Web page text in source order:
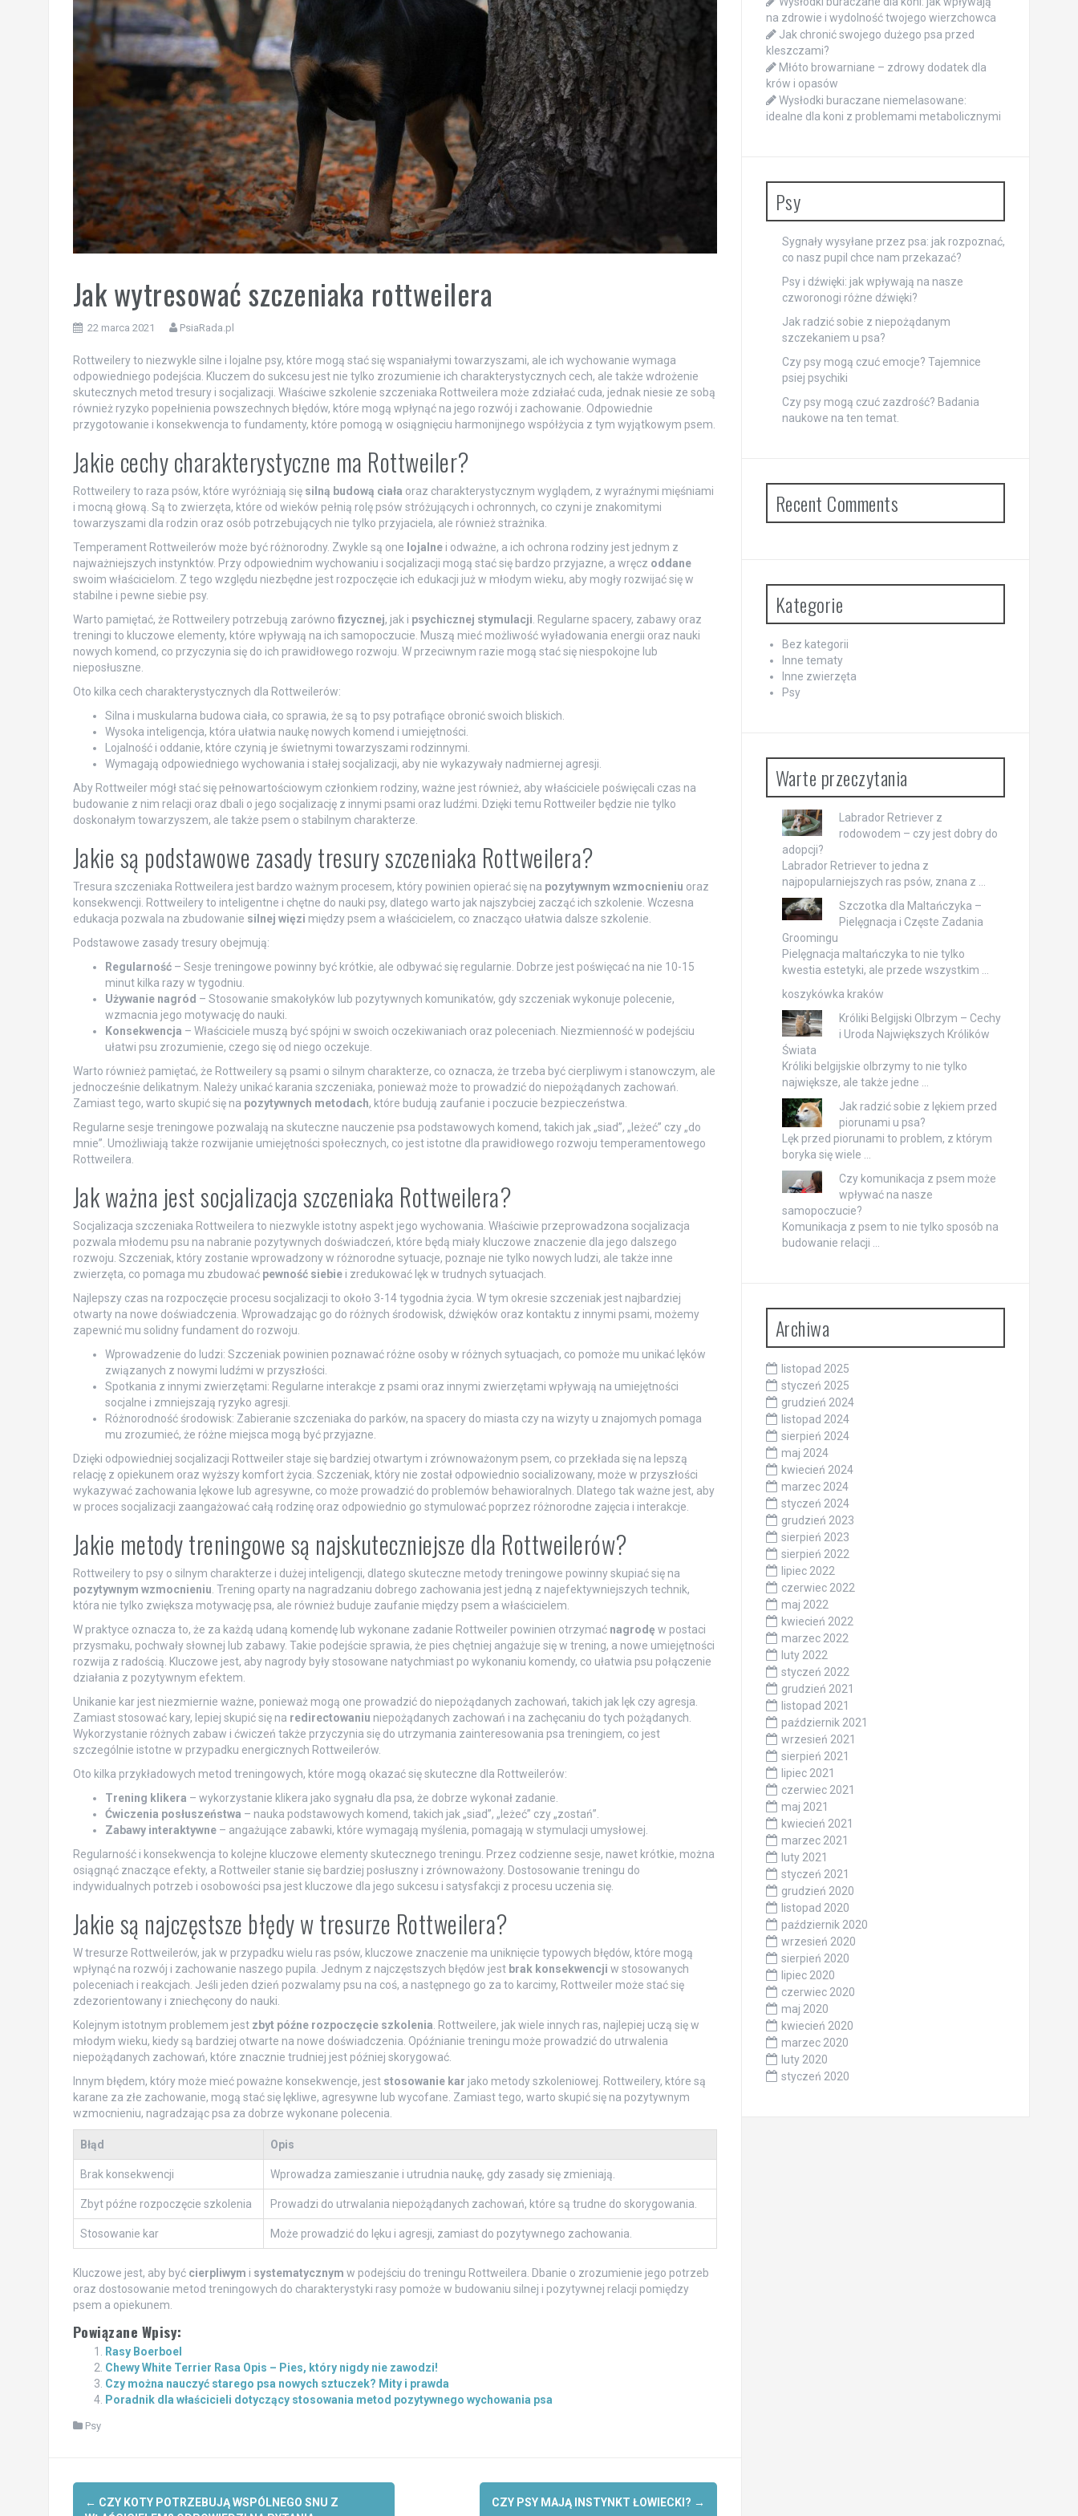
Jak wytresować szczeniaka rottweilera
22 marca 2021 PsiaRada.pl
Rottweilery to niezwykle silne i lojalne psy, które mogą stać się wspaniałymi towarzyszami, ale ich wychowanie wymaga
odpowiedniego podejścia. Kluczem do sukcesu jest nie tylko zrozumienie ich charakterystycznych cech, ale także wdrożenie
skutecznych metod tresury i socjalizacji. Właściwe szkolenie szczeniaka Rottweilera może zdziałać cuda, jednak niesie ze sobą
również ryzyko popełnienia powszechnych błędów, które mogą wpłynąć na jego rozwój i zachowanie. Odpowiednie
przygotowanie i konsekwencja to fundamenty, które pomogą w osiągnięciu harmonijnego współżycia z tym wyjątkowym psem.
Jakie cechy charakterystyczne ma Rottweiler?
Rottweilery to raza psów, które wyróżniają się silną budową ciała oraz charakterystycznym wyglądem, z wyraźnymi mięśniami
i mocną głową. Są to zwierzęta, które od wieków pełnią rolę psów stróżujących i ochronnych, co czyni je znakomitymi
towarzyszami dla rodzin oraz osób potrzebujących nie tylko przyjaciela, ale również strażnika.
Temperament Rottweilerów może być różnorodny. Zwykle są one lojalnei odważne, a ich ochrona rodziny jest jednym z
najważniejszych instynktów. Przy odpowiednim wychowaniu i socjalizacji mogą stać się bardzo przyjazne, a wręcz oddane
swoim właścicielom. Z tego względu niezbędne jest rozpoczęcie ich edukacji już w młodym wieku, aby mogły rozwijać się w
stabilne i pewne siebie psy.
Warto pamiętać, że Rottweilery potrzebują zarówno fizycznej, jak i psychicznej stymulacji . Regularne spacery, zabawy oraz
treningi to kluczowe elementy, które wpływają na ich samopoczucie. Muszą mieć możliwość wyładowania energii oraz nauki
nowych komend, co przyczynia się do ich prawidłowego rozwoju. W przeciwnym razie mogą stać się niespokojne lub
nieposłuszne.
Oto kilka cech charakterystycznych dla Rottweilerów:
Silna i muskularna budowa ciała, co sprawia, że są to psy potrafiące obronić swoich bliskich.
Wysoka inteligencja, która ułatwia naukę nowych komend i umiejętności.
Lojalność i oddanie, które czynią je świetnymi towarzyszami rodzinnymi.
Wymagają odpowiedniego wychowania i stałej socjalizacji, aby nie wykazywały nadmiernej agresji.
Aby Rottweiler mógł stać się pełnowartościowym członkiem rodziny, ważne jest również, aby właściciele poświęcali czas na
budowanie z nim relacji oraz dbali o jego socjalizację z innymi psami oraz ludźmi. Dzięki temu Rottweiler będzie nie tylko
doskonałym towarzyszem, ale także psem o stabilnym charakterze.
Jakie są podstawowe zasady tresury szczeniaka Rottweilera?
Tresura szczeniaka Rottweilera jest bardzo ważnym procesem, który powinien opierać się na pozytywnym wzmocnieniu oraz
konsekwencji. Rottweilery to inteligentne i chętne do nauki psy, dlatego warto jak najszybciej zacząć ich szkolenie. Wczesna
edukacja pozwala na zbudowanie silnej więzi między psem a właścicielem, co znacząco ułatwia dalsze szkolenie.
Podstawowe zasady tresury obejmują:
Regularność– Sesje treningowe powinny być krótkie, ale odbywać się regularnie. Dobrze jest poświęcać na nie 10-15
minut kilka razy w tygodniu.
Używanie nagród – Stosowanie smakołyków lub pozytywnych komunikatów, gdy szczeniak wykonuje polecenie,
wzmacnia jego motywację do nauki.
Konsekwencja – Właściciele muszą być spójni w swoich oczekiwaniach oraz poleceniach. Niezmienność w podejściu
ułatwi psu zrozumienie, czego się od niego oczekuje.
Warto również pamiętać, że Rottweilery są psami o silnym charakterze, co oznacza, że ​​trzeba być cierpliwym i stanowczym, ale
jednocześnie delikatnym. Należy unikać karania szczeniaka, ponieważ może to prowadzić do niepożądanych zachowań.
Zamiast tego, warto skupić się na pozytywnych metodach, które budują zaufanie i poczucie bezpieczeństwa.
Regularne sesje treningowe pozwalają na skuteczne nauczenie psa podstawowych komend, takich jak „siad”, „leżeć” czy „do
mnie”. Umożliwiają także rozwijanie umiejętności społecznych, co jest istotne dla prawidłowego rozwoju temperamentowego
Rottweilera.
Jak ważna jest socjalizacja szczeniaka Rottweilera?
Socjalizacja szczeniaka Rottweilera to niezwykle istotny aspekt jego wychowania. Właściwie przeprowadzona socjalizacja
pozwala młodemu psu na nabranie pozytywnych doświadczeń, które będą miały kluczowe znaczenie dla jego dalszego
rozwoju. Szczeniak, który zostanie wprowadzony w różnorodne sytuacje, poznaje nie tylko nowych ludzi, ale także inne
zwierzęta, co pomaga mu zbudować pewność siebiei zredukować lęk w trudnych sytuacjach.
Najlepszy czas na rozpoczęcie procesu socjalizacji to około 3-14 tygodnia życia. W tym okresie szczeniak jest najbardziej
otwarty na nowe doświadczenia. Wprowadzając go do różnych środowisk, dźwięków oraz kontaktu z innymi psami, możemy
zapewnić mu solidny fundament do rozwoju.
Wprowadzenie do ludzi: Szczeniak powinien poznawać różne osoby w różnych sytuacjach, co pomoże mu unikać lęków
związanych z nowymi ludźmi w przyszłości.
Spotkania z innymi zwierzętami: Regularne interakcje z psami oraz innymi zwierzętami wpływają na umiejętności
socjalne i zmniejszają ryzyko agresji.
Różnorodność środowisk: Zabieranie szczeniaka do parków, na spacery do miasta czy na wizyty u znajomych pomaga
mu zrozumieć, że różne miejsca mogą być przyjazne.
Dzięki odpowiedniej socjalizacji Rottweiler staje się bardziej otwartym i zrównoważonym psem, co przekłada się na lepszą
relację z opiekunem oraz wyższy komfort życia. Szczeniak, który nie został odpowiednio socializowany, może w przyszłości
wykazywać zachowania lękowe lub agresywne, co może prowadzić do problemów behawioralnych. Dlatego tak ważne jest, aby
w proces socjalizacji zaangażować całą rodzinę oraz odpowiednio go stymulować poprzez różnorodne zajęcia i interakcje.
Jakie metody treningowe są najskuteczniejsze dla Rottweilerów?
Rottweilery to psy o silnym charakterze i dużej inteligencji, dlatego skuteczne metody treningowe powinny skupiać się na
pozytywnym wzmocnieniu . Trening oparty na nagradzaniu dobrego zachowania jest jedną z najefektywniejszych technik,
która nie tylko zwiększa motywację psa, ale również buduje zaufanie między psem a właścicielem.
W praktyce oznacza to, że za każdą udaną komendę lub wykonane zadanie Rottweiler powinien otrzymać nagrodę w postaci
przysmaku, pochwały słownej lub zabawy. Takie podejście sprawia, że pies chętniej angażuje się w trening, a nowe umiejętności
rozwija z radością. Kluczowe jest, aby nagrody były stosowane natychmiast po wykonaniu komendy, co ułatwia psu połączenie
działania z pozytywnym efektem.
Unikanie kar jest niezmiernie ważne, ponieważ mogą one prowadzić do niepożądanych zachowań, takich jak lęk czy agresja.
Zamiast stosować kary, lepiej skupić się na redirectowaniu niepożądanych zachowań i na zachęcaniu do tych pożądanych.
Wykorzystanie różnych zabaw i ćwiczeń także przyczynia się do utrzymania zainteresowania psa treningiem, co jest
szczególnie istotne w przypadku energicznych Rottweilerów.
Oto kilka przykładowych metod treningowych, które mogą okazać się skuteczne dla Rottweilerów:
Trening klikera – wykorzystanie klikera jako sygnału dla psa, że dobrze wykonał zadanie.
Ćwiczenia posłuszeństwa – nauka podstawowych komend, takich jak „siad”, „leżeć” czy „zostań”.
Zabawy interaktywne– angażujące zabawki, które wymagają myślenia, pomagają w stymulacji umysłowej.
Regularność i konsekwencja to kolejne kluczowe elementy skutecznego treningu. Przez codzienne sesje, nawet krótkie, można
osiągnąć znaczące efekty, a Rottweiler stanie się bardziej posłuszny i zrównoważony. Dostosowanie treningu do
indywidualnych potrzeb i osobowości psa jest kluczowe dla jego sukcesu i satysfakcji z procesu uczenia się.
Jakie są najczęstsze błędy w tresurze Rottweilera?
W tresurze Rottweilerów, jak w przypadku wielu ras psów, kluczowe znaczenie ma uniknięcie typowych błędów, które mogą
wpłynąć na rozwój i zachowanie naszego pupila. Jednym z najczęstszych błędów jest brak konsekwencji w stosowanych
poleceniach i reakcjach. Jeśli jeden dzień pozwalamy psu na coś, a następnego go za to karcimy, Rottweiler może stać się
zdezorientowany i zniechęcony do nauki.
Kolejnym istotnym problemem jest zbyt późne rozpoczęcie szkolenia . Rottweilere, jak wiele innych ras, najlepiej uczą się w
młodym wieku, kiedy są bardziej otwarte na nowe doświadczenia. Opóźnianie treningu może prowadzić do utrwalenia
niepożądanych zachowań, które znacznie trudniej jest później skorygować.
Innym błędem, który może mieć poważne konsekwencje, jest stosowanie kar jako metody szkoleniowej. Rottweilery, które są
karane za złe zachowanie, mogą stać się lękliwe, agresywne lub wycofane. Zamiast tego, warto skupić się na pozytywnym
wzmocnieniu, nagradzając psa za dobrze wykonane polecenia.
Błąd Opis
Brak konsekwencji Wprowadza zamieszanie i utrudnia naukę, gdy zasady się zmieniają.
Zbyt późne rozpoczęcie szkolenia Prowadzi do utrwalania niepożądanych zachowań, które są trudne do skorygowania.
Stosowanie kar Może prowadzić do lęku i agresji, zamiast do pozytywnego zachowania.
Kluczowe jest, aby być cierpliwym i systematycznym w podejściu do treningu Rottweilera. Dbanie o zrozumienie jego potrzeb
oraz dostosowanie metod treningowych do charakterystyki rasy pomoże w budowaniu silnej i pozytywnej relacji pomiędzy
psem a opiekunem.
Powiązane Wpisy:
Rasy Boerboel
Chewy White Terrier Rasa Opis – Pies, który nigdy nie zawodzi!
Czy można nauczyć starego psa nowych sztuczek? Mity i prawda
Poradnik dla właścicieli dotyczący stosowania metod pozytywnego wychowania psa
Psy
Post
← CZY KOTY POTRZEBUJĄ WSPÓLNEGO SNU Z
CZY PSY MAJĄ INSTYNKT ŁOWIECKI? →
na zdrowie i wydolność twojego wierzchowca
Jak chronić swojego dużego psa przed
kleszczami?
Młóto browarniane – zdrowy dodatek dla
krów i opasów
Wysłodki buraczane niemelasowane:
idealne dla koni z problemami metabolicznymi
Psy
Sygnały wysyłane przez psa: jak rozpoznać,
co nasz pupil chce nam przekazać?
Psy i dźwięki: jak wpływają na nasze
czworonogi różne dźwięki?
Jak radzić sobie z niepożądanym
szczekaniem u psa?
Czy psy mogą czuć emocje? Tajemnice
psiej psychiki
Czy psy mogą czuć zazdrość? Badania
naukowe na ten temat.
Recent Comments
Kategorie
Bez kategorii
Inne tematy
Inne zwierzęta
Psy
Warte przeczytania
Labrador Retriever z
rodowodem – czy jest dobry do
adopcji?
Labrador Retriever to jedna z
najpopularniejszych ras psów, znana z …
Szczotka dla Maltańczyka –
Pielęgnacja i Częste Zadania
Groomingu
Pielęgnacja maltańczyka to nie tylko
kwestia estetyki, ale przede wszystkim …
koszykówka kraków
Króliki Belgijski Olbrzym – Cechy
i Uroda Największych Królików
Świata
Króliki belgijskie olbrzymy to nie tylko
największe, ale także jedne …
Jak radzić sobie z lękiem przed
piorunami u psa?
Lęk przed piorunami to problem, z którym
boryka się wiele …
Czy komunikacja z psem może
wpływać na nasze
samopoczucie?
Komunikacja z psem to nie tylko sposób na
budowanie relacji …
Archiwa
listopad 2025
styczeń 2025
grudzień 2024
listopad 2024
sierpień 2024
maj 2024
kwiecień 2024
marzec 2024
styczeń 2024
grudzień 2023
sierpień 2023
sierpień 2022
lipiec 2022
czerwiec 2022
maj 2022
kwiecień 2022
marzec 2022
luty 2022
styczeń 2022
grudzień 2021
listopad 2021
październik 2021
wrzesień 2021
sierpień 2021
lipiec 2021
czerwiec 2021
maj 2021
kwiecień 2021
marzec 2021
luty 2021
styczeń 2021
grudzień 2020
listopad 2020
październik 2020
wrzesień 2020
sierpień 2020
lipiec 2020
czerwiec 2020
maj 2020
kwiecień 2020
marzec 2020
luty 2020
styczeń 2020